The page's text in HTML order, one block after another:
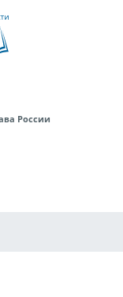
России